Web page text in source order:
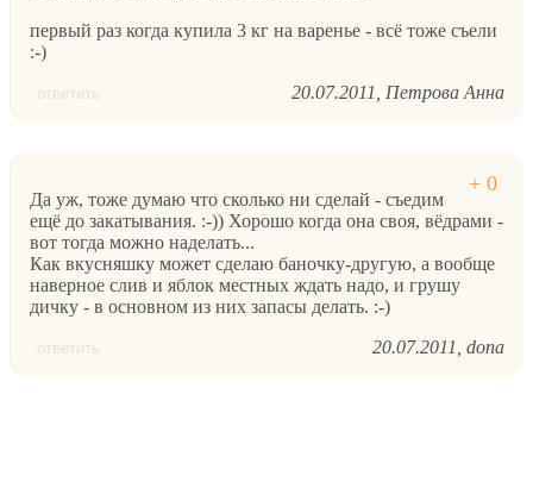
первый раз когда купила 3 кг на варенье - всё тоже съели
:-)
ответить 20.07.2011 Петрова Анна
Да уж, тоже думаю что сколько ни сделай - съедим
ещё до закатывания. :-)) Хорошо когда она своя, вёдрами -
вот тогда можно наделать...
Как вкусняшку может сделаю баночку-другую, а вообще
наверное слив и яблок местных ждать надо, и грушу
дичку - в основном из них запасы делать. :-)
ответить 20.07.2011 dona